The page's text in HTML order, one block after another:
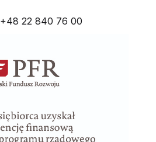
+48 22 840 76 00